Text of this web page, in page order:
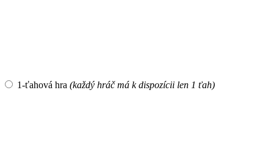
1-ťahová hra (každý hráč má k dispozícii len 1 ťah)